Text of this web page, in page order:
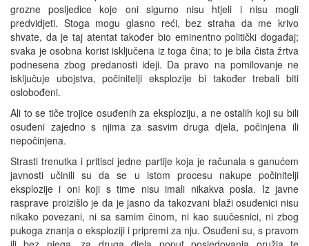
grozne posljedice koje oni sigurno nisu htjeli i nisu mogli
predvidjeti. Stoga mogu glasno reći, bez straha da me krivo
shvate, da je taj atentat također bio eminentno politički događaj;
svaka je osobna korist isključena iz toga čina; to je bila čista žrtva
podnesena zbog predanosti ideji. Da pravo na pomilovanje ne
isključuje ubojstva, počinitelji eksplozije bi također trebali biti
oslobođeni.
Ali to se tiče trojice osuđenih za eksploziju, a ne ostalih koji su bili
osuđeni zajedno s njima za sasvim druga djela, počinjena ili
nepočinjena.
Strasti trenutka i pritisci jedne partije koja je računala s ganućem
javnosti učinili su da se u istom procesu nakupe počinitelji
eksplozije i oni koji s time nisu imali nikakva posla. Iz javne
rasprave proizišlo je da je jasno da takozvani blaži osuđenici nisu
nikako povezani, ni sa samim činom, ni kao suučesnici, ni zbog
pukoga znanja o eksploziji i pripremi za nju. Osuđeni su, s pravom